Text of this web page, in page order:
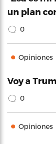
un plan
0
Opiniones
Voy a
0
Opiniones